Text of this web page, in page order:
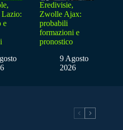
Lazio:
e
Eredivisie,
Zwolle Ajax:
probabili
formazioni e
pronostico
9 Agosto
2026